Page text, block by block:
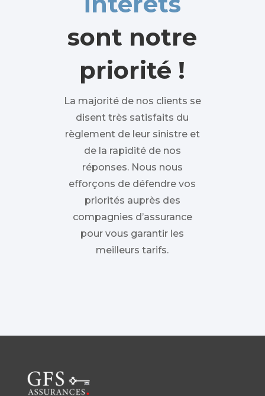
sont notre
priorité !
La majorité de nos clients se
disent très satisfaits du
règlement de leur sinistre et
de la rapidité de nos
réponses. Nous nous
efforçons de défendre vos
priorités auprès des
compagnies d’assurance
pour vous garantir les
meilleurs tarifs.